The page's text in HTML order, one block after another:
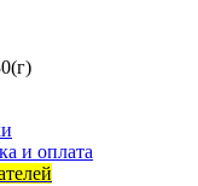
и оплата